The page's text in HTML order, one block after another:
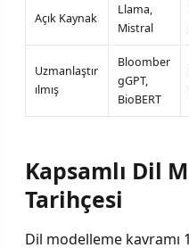
Açık Kaynak
Llama,
Mistral
Uzmanlaştır
ılmış
Bloomber
gGPT,
BioBERT
Kapsamlı Dil
Tarihçesi
Dil modelleme kavramı